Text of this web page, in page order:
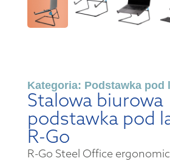
Kategoria: Podstawka pod
Stalowa biurowa
podstawka pod
R-Go
R-Go Steel Office